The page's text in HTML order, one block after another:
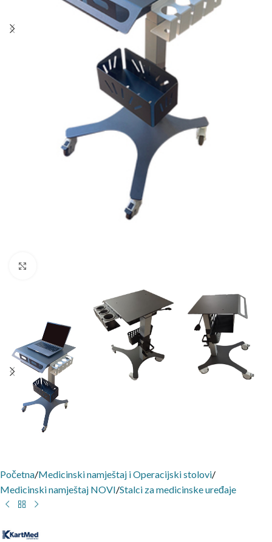
Početna/Medicinski namještaj i Operacijski stolovi/
Medicinski namještaj NOVI/Stalci za medicinske uređaje